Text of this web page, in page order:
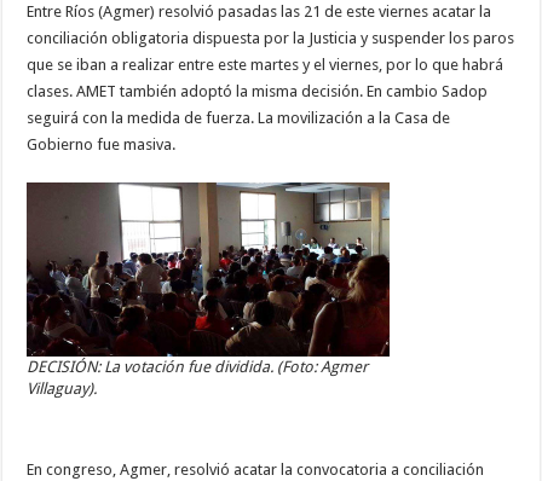
Entre Ríos (Agmer) resolvió pasadas las 21 de este viernes acatar la
conciliación obligatoria dispuesta por la Justicia y suspender los paros
que se iban a realizar entre este martes y el viernes, por lo que habrá
clases. AMET también adoptó la misma decisión. En cambio Sadop
seguirá con la medida de fuerza. La movilización a la Casa de
Gobierno fue masiva.
DECISIÓN: La votación fue dividida. (Foto: Agmer
Villaguay).
En congreso, Agmer, resolvió acatar la convocatoria a conciliación